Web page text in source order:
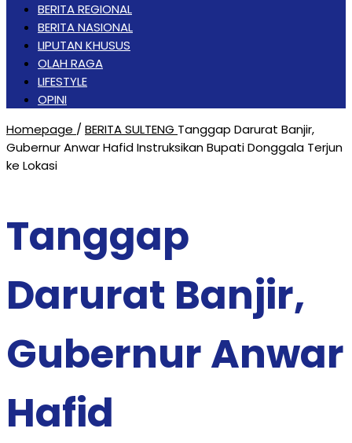
BERITA REGIONAL
BERITA NASIONAL
LIPUTAN KHUSUS
OLAH RAGA
LIFESTYLE
OPINI
Homepage / BERITA SULTENG Tanggap Darurat Banjir,
Gubernur Anwar Hafid Instruksikan Bupati Donggala Terjun
ke Lokasi
Tanggap
Darurat Banjir,
Gubernur Anwar
Hafid